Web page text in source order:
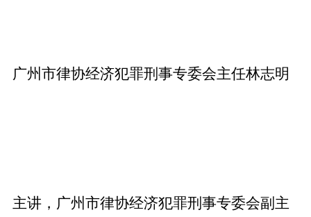
广州市律协经济犯罪刑事专委会主任林志明
主讲，广州市律协经济犯罪刑事专委会副主